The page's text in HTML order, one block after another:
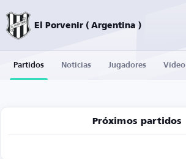
El Porvenir ( Argentina )
Partidos Noticias Jugadores Vídeo
Próximos partidos